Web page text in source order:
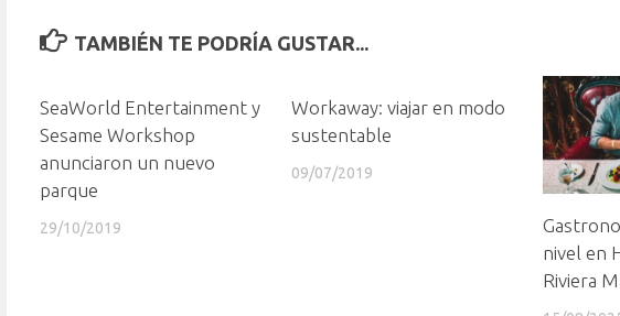
TAMBIÉN TE PODRÍA GUSTAR...
SeaWorld Entertainment y
Sesame Workshop
anunciaron un nuevo
parque
29/10/2019
Workaway: viajar en modo
sustentable
09/07/2019
nivel en
Riviera